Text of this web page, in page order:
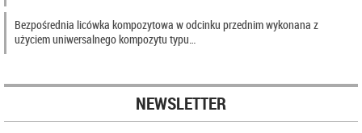
Bezpośrednia licówka kompozytowa w odcinku przednim wykonana z
użyciem uniwersalnego kompozytu typu…
NEWSLETTER